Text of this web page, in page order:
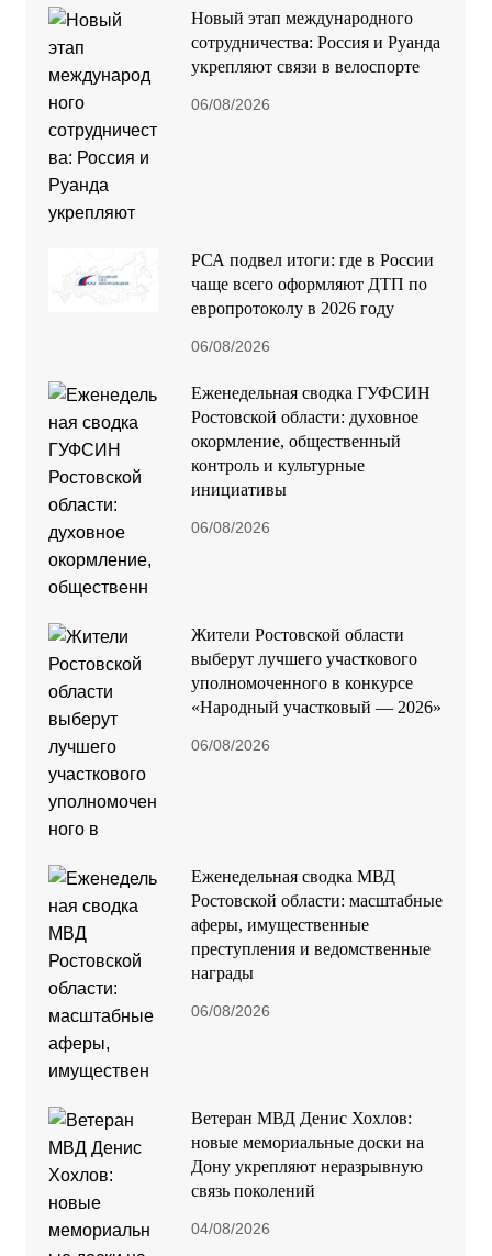
Новый этап международного
сотрудничества: Россия и Руанда
укрепляют связи в велоспорте
06/08/2026
РСА подвел итоги: где в России
чаще всего оформляют ДТП по
европротоколу в 2026 году
06/08/2026
Еженедельная сводка ГУФСИН
Ростовской области: духовное
окормление, общественный
контроль и культурные
инициативы
06/08/2026
Жители Ростовской области
выберут лучшего участкового
уполномоченного в конкурсе
«Народный участковый — 2026»
06/08/2026
Еженедельная сводка МВД
Ростовской области: масштабные
аферы, имущественные
преступления и ведомственные
награды
06/08/2026
Ветеран МВД Денис Хохлов:
новые мемориальные доски на
Дону укрепляют неразрывную
связь поколений
04/08/2026